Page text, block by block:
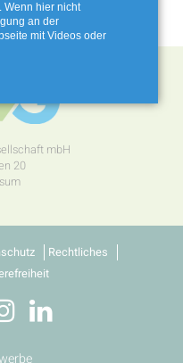
mbH
20
Rechtliches
Wenn hier nicht
an der
mit Videos oder